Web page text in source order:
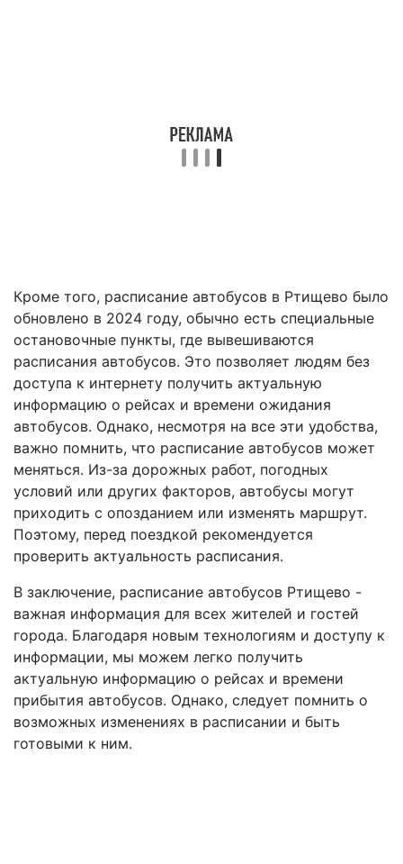
Кроме того, расписание автобусов в Ртищево было
обновлено в 2024 году, обычно есть специальные
остановочные пункты, где вывешиваются
расписания автобусов. Это позволяет людям без
доступа к интернету получить актуальную
информацию о рейсах и времени ожидания
автобусов. Однако, несмотря на все эти удобства,
важно помнить, что расписание автобусов может
меняться. Из-за дорожных работ, погодных
условий или других факторов, автобусы могут
приходить с опозданием или изменять маршрут.
Поэтому, перед поездкой рекомендуется
проверить актуальность расписания.
В заключение, расписание автобусов Ртищево -
важная информация для всех жителей и гостей
города. Благодаря новым технологиям и доступу к
информации, мы можем легко получить
актуальную информацию о рейсах и времени
прибытия автобусов. Однако, следует помнить о
возможных изменениях в расписании и быть
готовыми к ним.